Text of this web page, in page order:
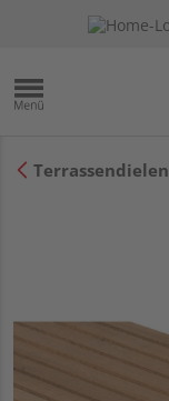
Terrassendielen